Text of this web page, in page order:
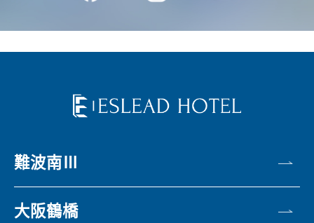
難波南Ⅲ
大阪鶴橋